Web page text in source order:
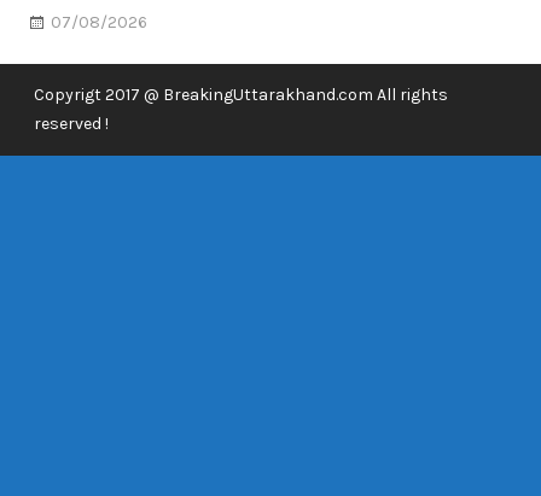
07/08/2026
Copyrigt 2017 @ BreakingUttarakhand.com All rights
reserved !